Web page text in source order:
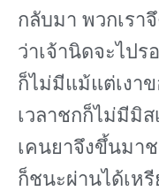
กลับมา พวกเรา
ว่าเจ้านิดจะไป
ก็ไม่มีแม้แต่เงา
เวลาชกก็ไม่มีมิ
เคนยาจึงขึ้นมา
ก็ชนะผ่านได้เห